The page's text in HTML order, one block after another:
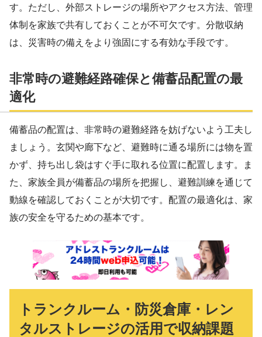
す。ただし、外部ストレージの場所やアクセス方法、管理
体制を家族で共有しておくことが不可欠です。分散収納
は、災害時の備えをより強固にする有効な手段です。
非常時の避難経路確保と備蓄品配置の最
適化
備蓄品の配置は、非常時の避難経路を妨げないよう工夫し
ましょう。玄関や廊下など、避難時に通る場所には物を置
かず、持ち出し袋はすぐ手に取れる位置に配置します。ま
た、家族全員が備蓄品の場所を把握し、避難訓練を通じて
動線を確認しておくことが大切です。配置の最適化は、家
族の安全を守るための基本です。
トランクルーム・防災倉庫・レン
タルストレージの活用で収納課題